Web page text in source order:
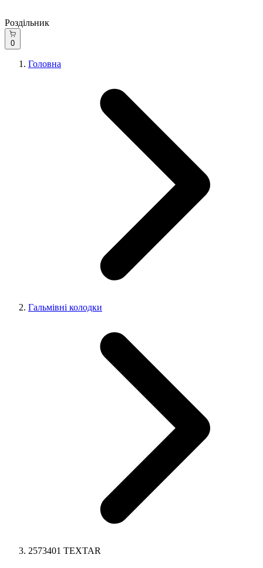
Роздільник
0
Головна
Гальмівні колодки
2573401 TEXTAR